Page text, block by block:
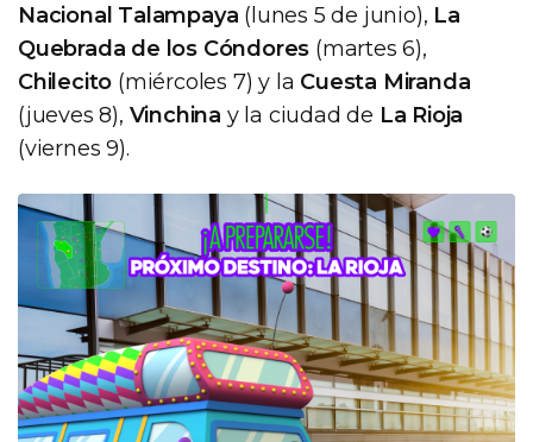
Nacional Talampaya (lunes 5 de junio), La
Quebrada de los Cóndores (martes 6),
Chilecito (miércoles 7) y la Cuesta Miranda
(jueves 8), Vinchina y la ciudad de La Rioja
(viernes 9).